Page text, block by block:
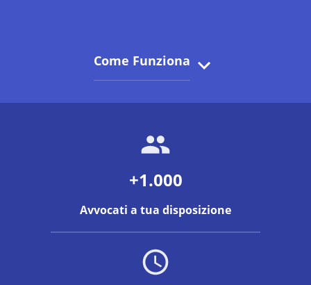
Come Funziona
+1.000
Avvocati a tua disposizione